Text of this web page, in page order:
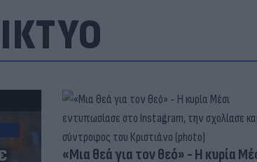
«Μια θεά για τον θεό» - Η κυρία